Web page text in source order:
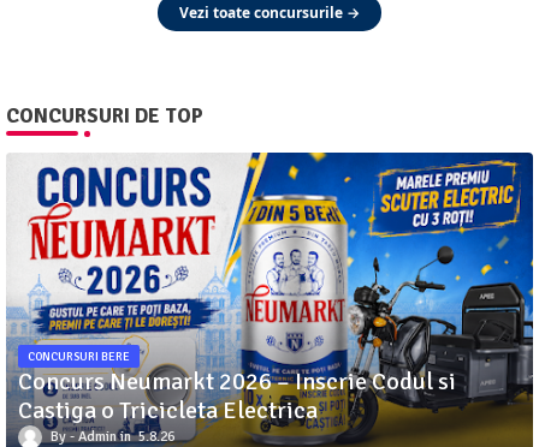
Vezi toate concursurile →
CONCURSURI DE TOP
CONCURSURI BERE
Concurs Neumarkt 2026 – Inscrie Codul si
Castiga o Tricicleta Electrica
Admin 5.8.26